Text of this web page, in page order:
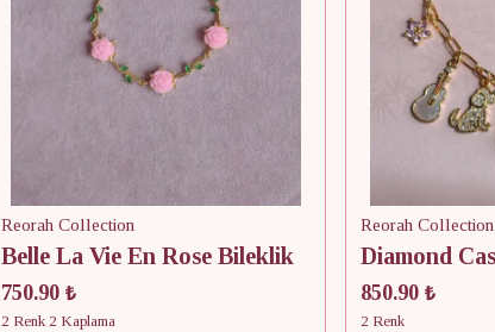
Reorah Collection
Belle La Vie En Rose Bileklik
750.90 ₺
2 Renk 2 Kaplama
Reorah Collection
850.90 ₺
2 Renk